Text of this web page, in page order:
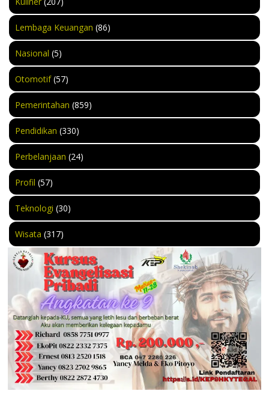
Lembaga Keuangan (86)
Nasional (5)
Otomotif(57)
Pemerintahan (859)
Pendidikan (330)
Perbelanjaan (24)
Profil (57)
Teknologi (30)
Wisata (317)